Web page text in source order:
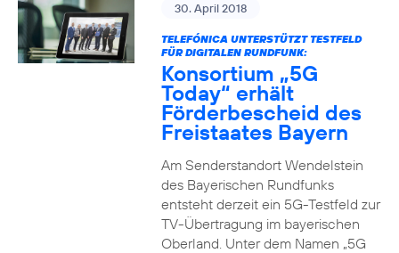
30. April 2018
TELEFÓNICA UNTERSTÜTZT TESTFELD
FÜR DIGITALEN RUNDFUNK:
Konsortium „5G
Today“ erhält
Förderbescheid des
Freistaates Bayern
Am Senderstandort Wendelstein
des Bayerischen Rundfunks
entsteht derzeit ein 5G-Testfeld zur
TV-Übertragung im bayerischen
Oberland. Unter dem Namen „5G